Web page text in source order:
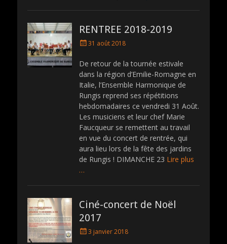
RENTREE 2018-2019
P
s
e
d
o
n
31 août 2018
De retour de la tournée estivale
dans la région d’Emilie-Romagne en
Italie, l’Ensemble Harmonique de
Rungis reprend ses répétitions
hebdomadaires ce vendredi 31 Août.
Les musiciens et leur chef Marie
Faucqueur se remettent au travail
en vue du concert de rentrée, qui
aura lieu lors de la fête des jardins
de Rungis ! DIMANCHE 23 Lire plus
…
Ciné-concert de Noël
2017
P
3 janvier 2018